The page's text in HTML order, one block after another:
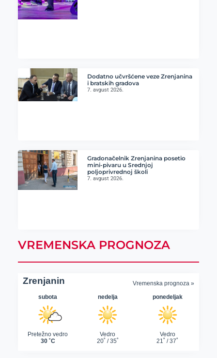
Dodatno učvršćene veze Zrenjanina
i bratskih gradova
7. avgust 2026.
Gradonačelnik Zrenjanina posetio
mini-pivaru u Srednjoj
poljoprivrednoj školi
7. avgust 2026.
VREMENSKA PROGNOZA